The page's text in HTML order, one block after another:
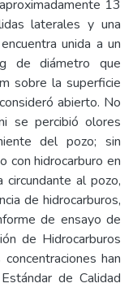
13
laterales y una
unida a un
de diámetro que
sobre la superficie
abierto. No
se percibió olores
del pozo; sin
con hidrocarburo en
al pozo,
de hidrocarburos,
de ensayo de
de Hidrocarburos
han
de Calidad